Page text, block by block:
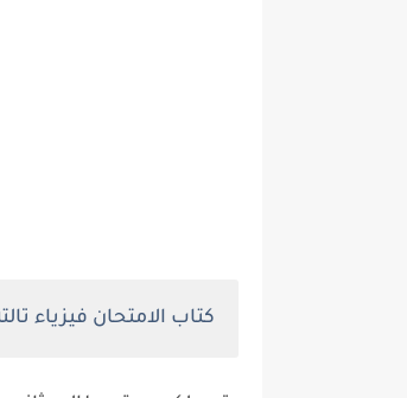
كتاب الامتحان فيزياء تالتة